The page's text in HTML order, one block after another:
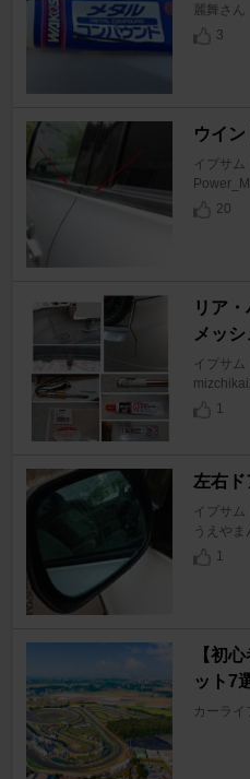
麗舞さん
3
ウイ
イプサム
20
リア
メッシ
イプサム
1
左右ド
イプサム
うえやま
1
【初
ット7
カーライ